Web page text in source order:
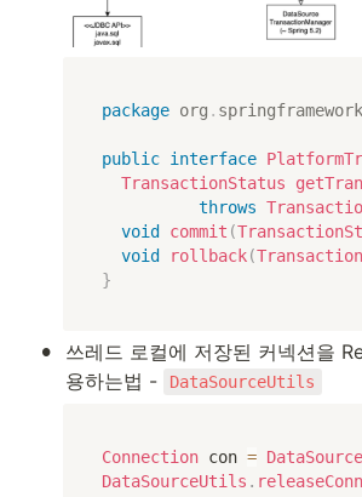
package org . springframework
public interface
TransactionStatus
throws
void
commit (
void
rollback(
}
•
쓰레드 로컬에 저장된 커넥션을
용하는법 -
DataSourceUtils
Connection con =
DataSourceUtils .